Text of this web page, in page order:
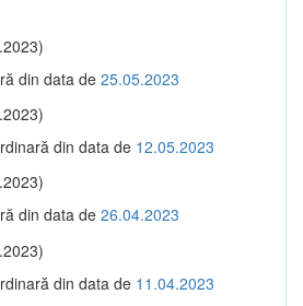
din data de 25.05.2023
din data de 12.05.2023
din data de 26.04.2023
din data de 11.04.2023